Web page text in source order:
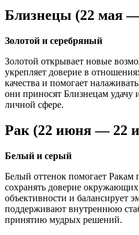
Близнецы (22 мая
Золотой и серебряный
Золотой открывает новые
укрепляет доверие в
качества и помогает
они приносят Близнецам удачу
личной сфере.
Рак (22 июня — 22
Белый и серый
Белый оттенок помогает Ракам
сохранять доверие
объективности и балансирует
поддерживают внутреннюю
принятию мудрых решений.